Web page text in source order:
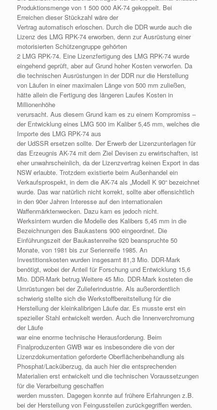
Produktionsmenge von 1 500 000 AK-74 gekoppelt. Bei
Erreichen dieser Stückzahl wäre der
Vertrag automatisch erloschen. Durch die DDR wurde auch die
Lizenz des LMG RPK-74 erworben, denn zur Ausrüstung einer
motorisierten Schützengruppe gehörten
2 LMG RPK-74. Eine Lizenzfertigung des LMG RPK-74 wurde
eingehend geprüft, aber auf Grund hoher Kosten verworfen. Da
die technischen Ausrüstungen in der DDR nur die Herstellung
von Läufen in einer maximalen Länge von 500 mm zuließen,
hätte allein die Fertigung des längeren Laufes Kosten in
Millionenhöhe
verursacht. Aus diesem Grund kam es zu einem Kompromiss –
der Entwicklung eines LMG 500 im Kaliber 5,45 mm, welches die
Importe des LMG RPK-74 aus
der UdSSR ersetzen sollte. Der Erwerb der Lizenzunterlagen für
das Erzeugnis AK-74 mit dem Ziel Devisen zu erwirtschaften, ist
eher unwahrscheinlich, da der Lizenzvertrag keinen Export in das
NSW erlaubte. Trotzdem existierte beim Außenhandel ein
Verkaufsprospekt, in dem die AK-74 als „Modell K 90“ bezeichnet
wurde. Das war natürlich nicht korrekt, sollte aber offensichtlich
in den 90er Jahren Interesse auf den internationalen
Waffenmärktenwecken. Dazu kam es jedoch nicht.
Werksintern wurden die Modelle des Kalibers 5,45 mm in die
Bezeichnungen des Baukastens 900 eingeordnet. Die
Einführungszeit der Baukastenreihe 920 beanspruchte 50
Monate, von 1981 bis zur Serienreife 1985. An
Investitionskosten wurden insgesamt 81,3 Mio. DDR-Mark
benötigt, wobei der Anteil für Forschung und Entwicklung 15,6
Mio. DDR-Mark betrug.Weitere 45 Mio. DDR-Mark kosteten die
Umrüstungen bei der Zulieferindustrie. Als außerordentlich
schwierig stellte sich die Werkstoffbereitstellung für die
Herstellung der kleinkalibrigen Läufe dar. Es musste erst ein
spezieller Stahl entwickelt werden. Auch die Innenverchromung
der Läufe
war eine enorme technische Herausforderung. Beim
Finalproduzenten GWB war es insbesondere die von der
Lizenzdokumentation geforderte Oberflächenbehandlung als
Phosphat/Lacküberzug, da auch hier die entsprechenden
Materialien erst entwickelt und die technischen Voraussetzungen
für die Verarbeitung geschaffen
werden mussten. Dagegen konnte auf frühere Erfahrungen z.B.
bei der Herstellung von Feingussteilen zurückgegriffen werden.